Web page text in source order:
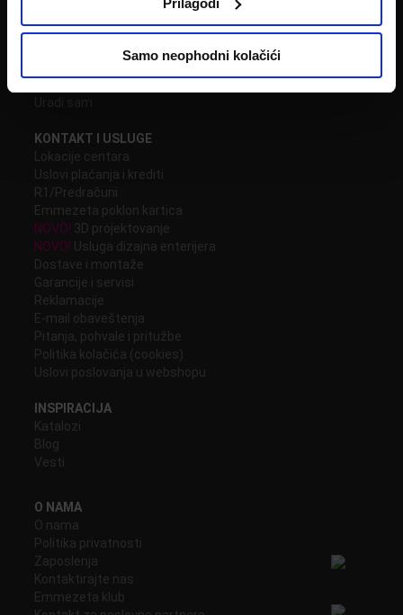
Samo neophodni kolačići
Bela tehnika
KONTAKT I USLUGE
Lokacije centara
Uslovi plaćanja i krediti
R1/Predračuni
Emmezeta poklon kartica
NOVO! 3D projektovanje
NOVO!
Usluga dizajna enterijera
Dostave i montaže
Garancije i servisi
Reklamacije
E-mail obaveštenja
Pitanja, pohvale i pritužbe
Politika kolačića (cookies)
Uslovi poslovanja u webshopu
INSPIRACIJA
Katalozi
Blog
Vesti
O NAMA
O nama
Politika privatnosti
Zaposlenja
Kontaktirajte nas
Emmezeta klub